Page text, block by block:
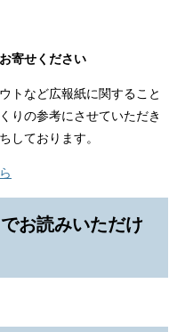
寄せください
トなど広報紙に関すること
りの参考にさせていただき
しております。
お読みいただけ